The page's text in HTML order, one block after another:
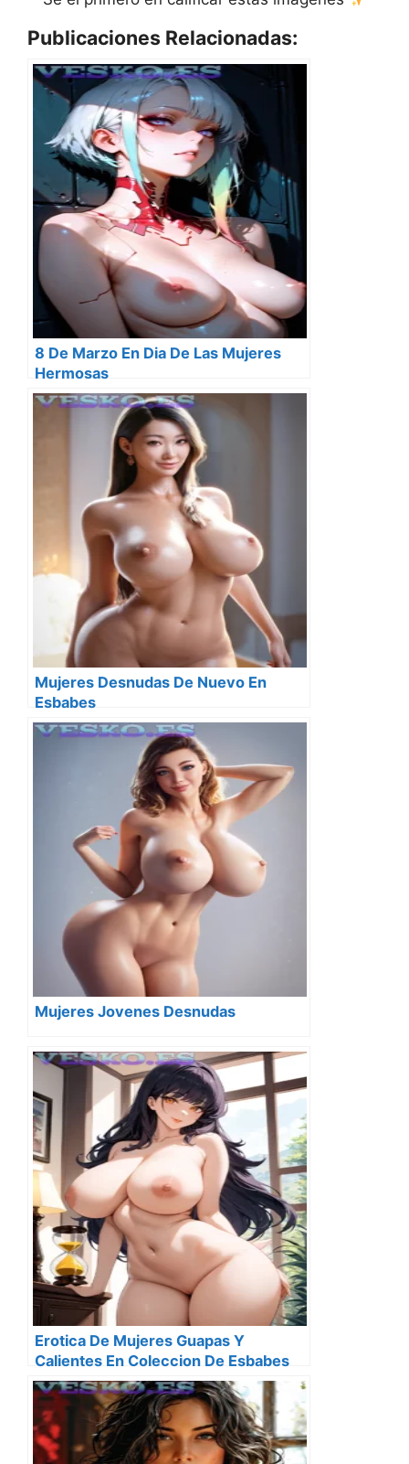
Publicaciones Relacionadas:
8 De Marzo En Dia De Las Mujeres
Hermosas
Mujeres Desnudas De Nuevo En
Esbabes
Mujeres Jovenes Desnudas
Erotica De Mujeres Guapas Y
Calientes En Coleccion De Esbabes
Seis